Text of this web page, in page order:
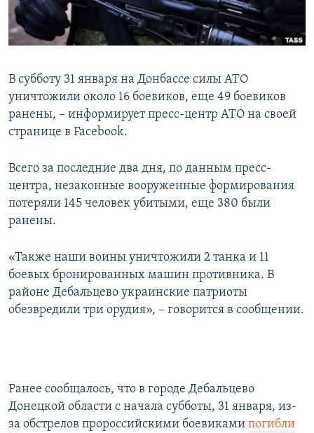
ПОБЕДИТЕЛЕЙ НЕ СУДЯТ?
КРЫМ.НЕПОКОРЕННЫЙ
УКРАИНСКАЯ ПРОБЛЕМА КРЫМА
ПРИСОЕДИНЯЙТЕСЬ!
Все сайты RFE/RL
В субботу 31 января на Донбассе силы АТО
уничтожили около 16 боевиков, еще 49 боевиков
ранены, – информирует пресс-центр АТО на своей
странице в Facebook.
Всего за последние два дня, по данным пресс-
центра, незаконные вооруженные формирования
потеряли 145 человек убитыми, еще 380 были
ранены.
«Также наши воины уничтожили 2 танка и 11
боевых бронированных машин противника. В
районе Дебальцево украинские патриоты
обезвредили три орудия», – говорится в сообщении.
Ранее сообщалось, что в городе Дебальцево
Донецкой области с начала субботы, 31 января, из-
за обстрелов пророссийскими боевиками погибли